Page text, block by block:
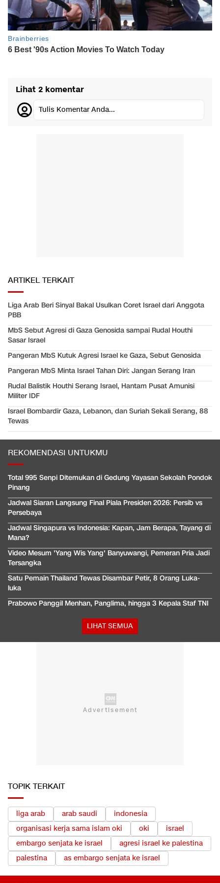
Lihat 2 komentar
Tulis Komentar Anda...
ARTIKEL TERKAIT
Liga Arab Beri Sinyal Bakal Usulkan Coret Israel dari Anggota
PBB
MbS Sebut Agresi di Gaza Genosida sampai Rudal Houthi
Sasar Israel
Pangeran MbS Kutuk Agresi Israel ke Gaza, Sebut Genosida
Pangeran MbS Minta Israel Tahan Diri: Jangan Serang Iran
Rudal Balistik Houthi Serang Israel, Hantam Pusat Amunisi
Militer IDF
Israel Bombardir Gaza, Lebanon, dan Suriah Sekali Serang, 88
Tewas
REKOMENDASI UNTUKMU
Total 995 Senpi Ditemukan di Gedung Yayasan Sekolah Pondok
Pinang
Jadwal Siaran Langsung Final Piala Presiden 2026: Persib vs
Persebaya
Jadwal Singapura vs Indonesia: Kapan, Jam Berapa, Tayang di
Mana?
Video Mesum 'Yang Wis Yang' Banyuwangi, Pemeran Pria Jadi
Tersangka
Satu Pemain Thailand Tewas Disambar Petir, 8 Orang Luka-
luka
Prabowo Panggil Menhan, Panglima, hingga 3 Kepala Staf TNI
LIHAT SEMUA
TOPIK TERKAIT
liga arab arab saudi
indonesia
organisasi kerja sama islam oki
oki
israel
embargo senjata ke israel
agresi israel ke palestina
palestina
as embargo senjata ke israel